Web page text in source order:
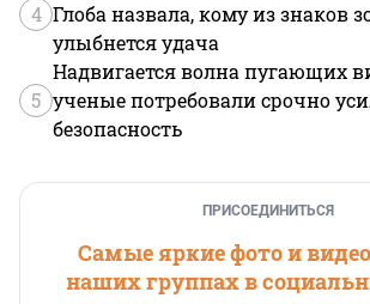
4 Глоба назвала, кому из знаков
улыбнется удача
5
Надвигается волна пугающих
ученые потребовали срочно
безопасность
ПРИСОЕДИНИТЬСЯ
Самые яркие фото и
наших группах в